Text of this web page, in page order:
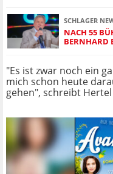
SCHLAGER
NACH 55
BERNHARD
"Es ist zwar noch ein
mich schon heute
gehen", schreibt